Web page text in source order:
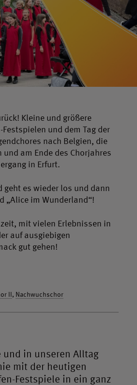
Kleine und größere
und dem Tag der
nach Belgien, die
am Ende des Chorjahres
in Erfurt.
es wieder los und dann
„Alice im Wunderland“!
mit vielen Erlebnissen in
auf ausgiebigen
gut gehen!
II, Nachwuchschor
und in unseren Alltag
mit der heutigen
Festspiele in ein ganz